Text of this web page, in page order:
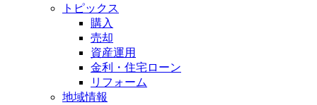
トピックス
購入
売却
資産運用
金利・住宅ローン
リフォーム
地域情報